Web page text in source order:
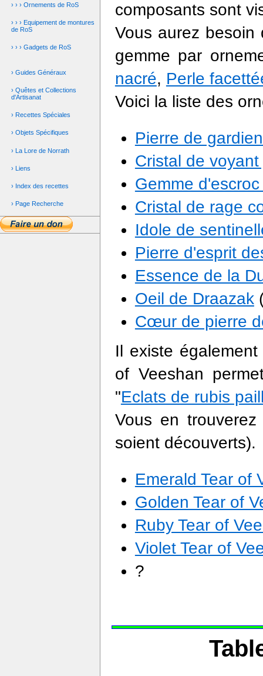
› › › Ornements de RoS
› › › Equipement de montures
de RoS
› › › Gadgets de RoS
› Guides Généraux
› Quêtes et Collections
d'Artisanat
› Recettes Spéciales
› Objets Spécifiques
› La Lore de Norrath
› Liens
› Index des recettes
› Page Recherche
composants sont
Vous aurez
gemme par
nacré, Perle
Voici la liste des
Pierre de
Cristal de
Gemme
Cristal de rage
Idole de
Pierre d'esprit
Essence de la
Oeil de Draazak
Cœur de pierre
Il existe
of Veeshan
"Eclats de rubis
Vous en
soient découverts).
Emerald Tear of
Golden Tear of
Ruby Tear of
Violet Tear of
?